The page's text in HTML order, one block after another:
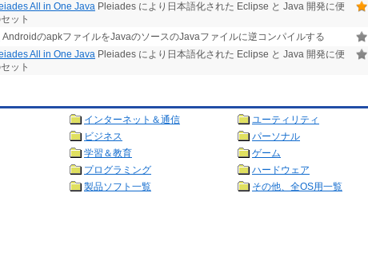
All in One Java Pleiades により日本語化された Eclipse と Java 開発に便
ット
AndroidのapkファイルをJavaのソースのJavaファイルに逆コンパイルする
All in One Java Pleiades により日本語化された Eclipse と Java 開発に便
ット
インターネット＆通信
ユーティリティ
ビジネス
パーソナル
学習＆教育
ゲーム
プログラミング
ハードウェア
製品ソフト一覧 その他、全OS用一覧